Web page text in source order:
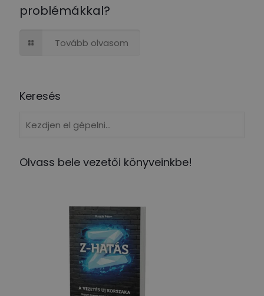
problémákkal?
Tovább olvasom
Keresés
Olvass bele vezetői könyveinkbe!